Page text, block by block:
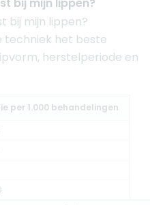
bij mijn lippen?
bij mijn lippen?
techniek het beste
herstelperiode en
per 1.000 behandelingen